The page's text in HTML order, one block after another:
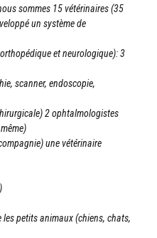
sommes 15 vétérinaires (35
un système de
et neurologique): 3
scanner, endoscopie,
2 ophtalmologistes
une vétérinaire
petits animaux (chiens, chats,